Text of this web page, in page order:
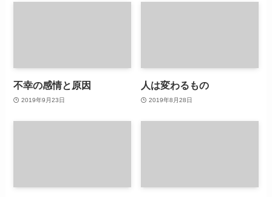
不幸の感情と原因
2019年9月23日
人は変わるもの
2019年8月28日